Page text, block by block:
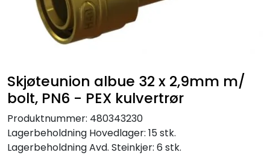
Skjøteunion albue 32 x 2,9mm m/
bolt, PN6 - PEX kulvertrør
Produktnummer: 480343230
Lagerbeholdning Hovedlager: 15 stk.
LagerbeholdningAvd. Steinkjer: 6 stk.